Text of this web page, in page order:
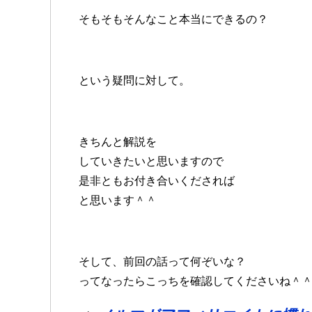
そもそもそんなこと本当にできるの？
という疑問に対して。
きちんと解説を
していきたいと思いますので
是非ともお付き合いくだされば
と思います＾＾
そして、前回の話って何ぞいな？
ってなったらこっちを確認してくださいね＾＾